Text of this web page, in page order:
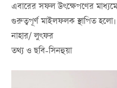
এবারের সফল উৎক্ষেপণের
গুরুত্বপূর্ণ মাইলফলক স্থাপিত হলো।
নাহার/ লুৎফর
তথ্য ও ছবি-সিনহুয়া